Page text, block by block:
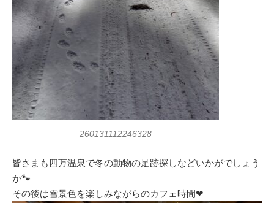
260131112246328
皆さまも四万温泉で冬の動物の足跡探しなどいかがでしょう
か🐾
その後は雪景色を楽しみながらのカフェ時間❤